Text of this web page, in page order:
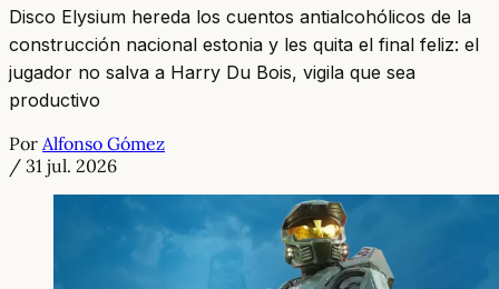
Disco Elysium hereda los cuentos antialcohólicos de la
construcción nacional estonia y les quita el final feliz: el
jugador no salva a Harry Du Bois, vigila que sea
productivo
Por Alfonso Gómez
/ 31 jul. 2026